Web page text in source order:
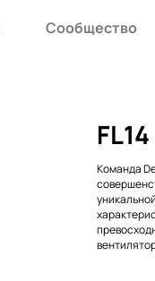
Сообщество
Команда